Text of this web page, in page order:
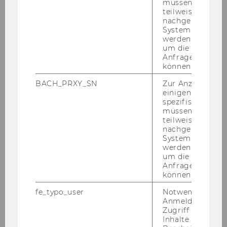
Po­li­ti­sche Lauf­bahn seit 2000 auf Ge­
mein­de­ebe­ne in An­dels­buch
seit 2014 Wech­sel in den Vor­arl­ber­ger
NPO-Forum 2026: Anmeldung und Preise
müssen
teilweise von
nachgelagerten
System
werden.
um die Antwort
Anfrage
können.
BACH_PRXY_SN
Zur Anzeige von
einigen WU-
spezifischen
müssen
teilweise von
nachgelagerten
System
werden.
um die Antwort
Anfrage
können.
fe_typo_user
Notwendig für
Anmeldung und
Zugriff auf
Inhalte oder zur